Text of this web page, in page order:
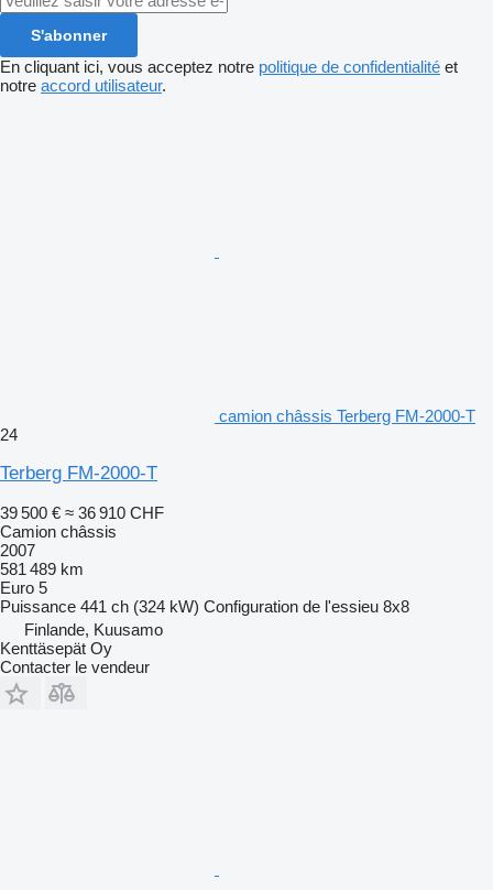
S'abonner
En cliquant ici, vous acceptez notre politique de confidentialité et
notre accord utilisateur.
camion châssis Terberg FM-2000-T
24
Terberg FM-2000-T
39 500 € ≈ 36 910 CHF
Camion châssis
2007
581 489 km
Euro 5
Puissance 441 ch (324 kW) Configuration de l'essieu 8x8
Finlande, Kuusamo
Kenttäsepät Oy
Contacter le vendeur